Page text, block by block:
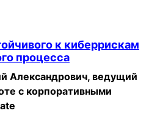
к киберрискам
процесса
Александрович, ведущий
с корпоративными